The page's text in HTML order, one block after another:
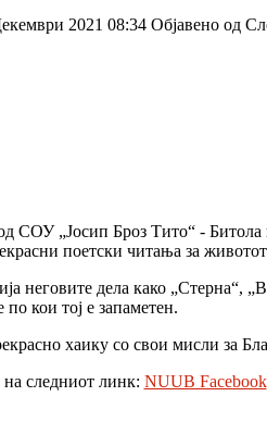
2021 08:34 Објавено од
СОУ „Јосип Броз Тито“ -
поетски читања за
неговите дела како „Стерна“,
кои тој е запаметен.
хаику со свои мисли за
следниот линк: NUUB Facebook